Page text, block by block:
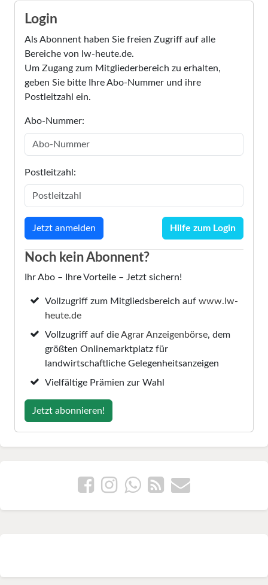
Login
Als Abonnent haben Sie freien Zugriff auf alle
Bereiche von lw-heute.de.
Um Zugang zum Mitgliederbereich zu erhalten,
geben Sie bitte Ihre Abo-Nummer und ihre
Postleitzahl ein.
Abo-Nummer:
Postleitzahl:
Hilfe zum Login
Noch kein Abonnent?
Ihr Abo – Ihre Vorteile – Jetzt sichern!
Vollzugriff zum Mitgliedsbereich aufwww.lw-
heute.de
Vollzugriff auf dieAgrar Anzeigenbörse, dem
größten Onlinemarktplatz für
landwirtschaftliche Gelegenheitsanzeigen
Vielfältige Prämien zur Wahl
Jetzt abonnieren!